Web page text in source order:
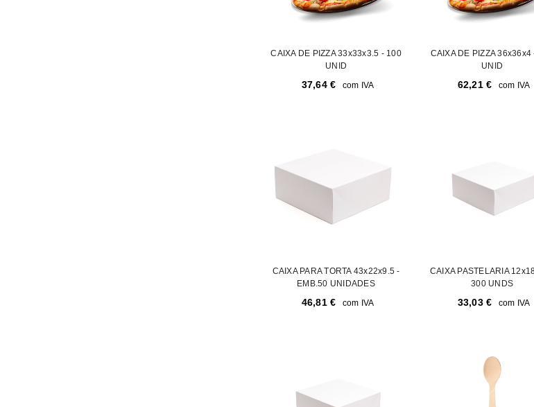
A ligação
endereço
CAIXA DE PIZZA 33x33x3.5 - 100
UNID
37,64€ com IVA
CAIXA DE PIZZA 36x36x4
UNID
62,21€ com IVA
CAIXA PARA TORTA 43x22x9.5 -
EMB.50 UNIDADES
46,81€ com IVA
CAIXA PASTELARIA
300 UNDS
33,03€ com IVA